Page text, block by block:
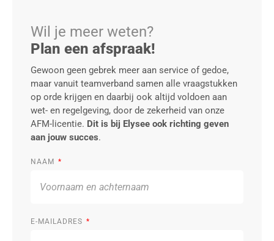
Wil je meer weten?
Plan een afspraak!
Gewoon geen gebrek meer aan service of gedoe,
maar vanuit teamverband samen alle vraagstukken
op orde krijgen en daarbij ook altijd voldoen aan
wet- en regelgeving, door de zekerheid van onze
AFM-licentie. Dit is bij Elysee ook richting geven
aan jouw succes.
NAAM
E-MAILADRES